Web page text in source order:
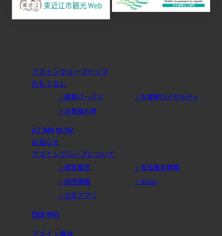
アズイングループトップ
おもてなし
接客パーパス
お客様ロイヤルティ
お客様の声
AZ INN NOW
お知らせ
アズイングループについて
経営理念
会社基本情報
採用情報
SDGs
公式アプリ
団体予約
アズイン福井